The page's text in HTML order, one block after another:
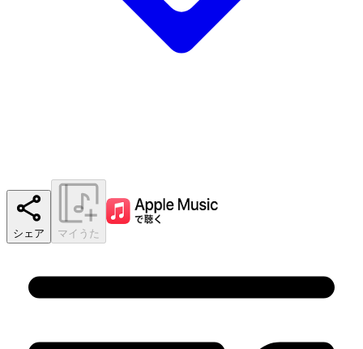
シェア マイうた